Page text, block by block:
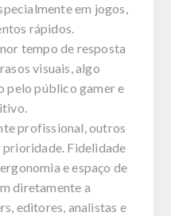
em jogos,
rápidos.
tempo de resposta
visuais, algo
pelo público gamer e
profissional, outros
Fidelidade
e espaço de
diretamente a
editores, analistas e